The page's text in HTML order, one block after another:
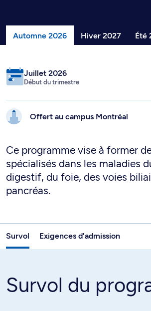
Automne 2026 Hiver 2027 Été
Juillet 2026
Début du trimestre
Offert au campus Montréal
Ce programme vise à former
spécialisés dans les maladies
digestif, du foie, des voies
pancréas.
Survol Exigences d'admission
Survol du